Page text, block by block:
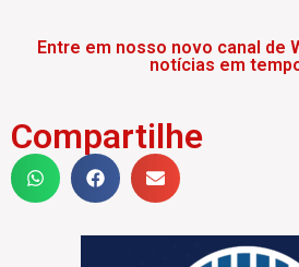
Entre em nosso novo canal de
notícias em
Compartilhe